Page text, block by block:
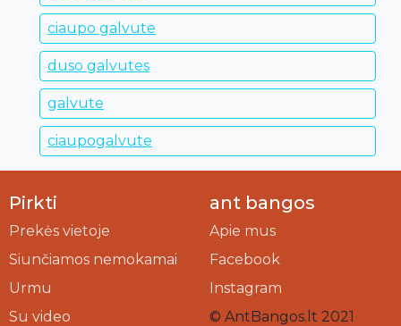
ciaupo galvute
duso galvutes
galvute
ciaupogalvute
Pirkti
Prekės vietoje
Siunčiamos nemokamai
Urmu
Su video
ant bangos
Apie mus
Facebook
Instagram
© AntBangos.lt 2021